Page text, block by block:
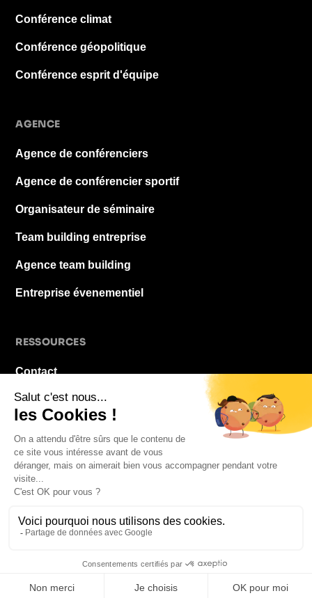
Conférence climat
Conférence géopolitique
Conférence esprit d'équipe
AGENCE
Agence de conférenciers
Agence de conférencier sportif
Organisateur de séminaire
Team building entreprise
Agence team building
Entreprise évenementiel
RESSOURCES
Contact
À propos
FAQ
© 2026 La Pause De Midi. Tous droits réservés.
Mentions légales